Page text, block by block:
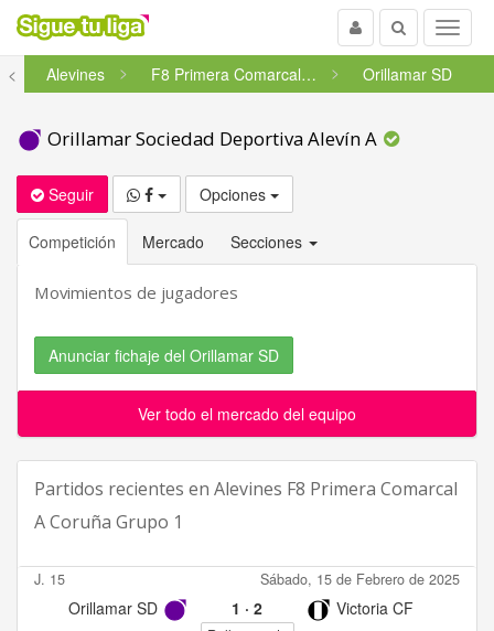
Menu
Buscar
Usuario
<
Alevines F8 Primera Comarcal A Coruña ... Orillamar SD
Orillamar Sociedad Deportiva Alevín A
Seguir Opciones
Competición Mercado Secciones
Movimientos de jugadores
Anunciar fichaje del Orillamar SD
Ver todo el mercado del equipo
Partidos recientes en Alevines F8 Primera Comarcal
A Coruña Grupo 1
J. 15 Sábado, 15 de Febrero de 2025
Orillamar SD 1 · 2 Victoria CF